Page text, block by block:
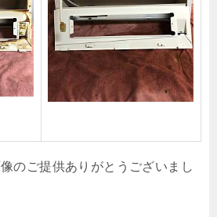
のご提供ありがとうございまし